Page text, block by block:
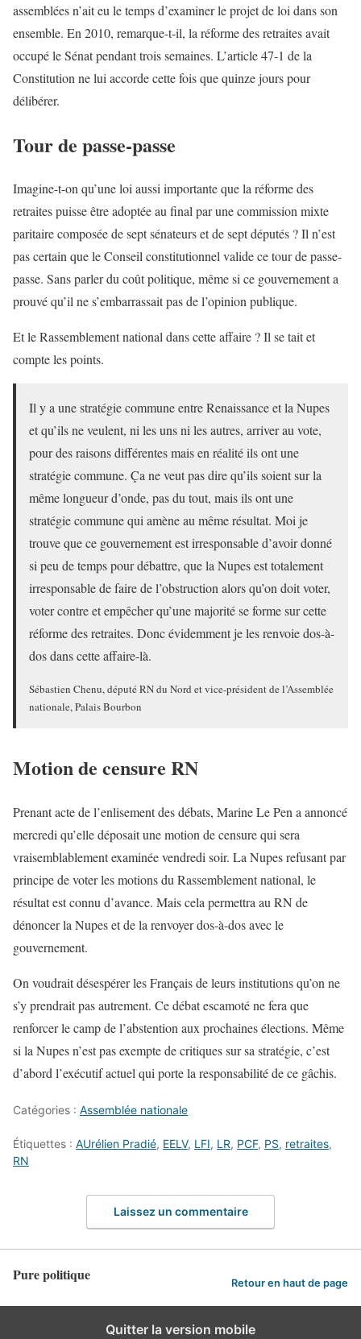
assemblées n’ait eu le temps d’examiner le projet de loi dans son
ensemble. En 2010, remarque-t-il, la réforme des retraites avait
occupé le Sénat pendant trois semaines. L’article 47-1 de la
Constitution ne lui accorde cette fois que quinze jours pour
délibérer.
Tour de passe-passe
Imagine-t-on qu’une loi aussi importante que la réforme des
retraites puisse être adoptée au final par une commission mixte
paritaire composée de sept sénateurs et de sept députés ? Il n’est
pas certain que le Conseil constitutionnel valide ce tour de passe-
passe. Sans parler du coût politique, même si ce gouvernement a
prouvé qu’il ne s’embarrassait pas de l’opinion publique.
Et le Rassemblement national dans cette affaire ? Il se tait et
compte les points.
Il y a une stratégie commune entre Renaissance et la Nupes
et qu’ils ne veulent, ni les uns ni les autres, arriver au vote,
pour des raisons différentes mais en réalité ils ont une
stratégie commune. Ça ne veut pas dire qu’ils soient sur la
même longueur d’onde, pas du tout, mais ils ont une
stratégie commune qui amène au même résultat. Moi je
trouve que ce gouvernement est irresponsable d’avoir donné
si peu de temps pour débattre, que la Nupes est totalement
irresponsable de faire de l’obstruction alors qu’on doit voter,
voter contre et empêcher qu’une majorité se forme sur cette
réforme des retraites. Donc évidemment je les renvoie dos-à-
dos dans cette affaire-là.
Sébastien Chenu, député RN du Nord et vice-président de l’Assemblée
nationale, Palais Bourbon
Motion de censure RN
Prenant acte de l’enlisement des débats, Marine Le Pen a annoncé
mercredi qu’elle déposait une motion de censure qui sera
vraisemblablement examinée vendredi soir. La Nupes refusant par
principe de voter les motions du Rassemblement national, le
résultat est connu d’avance. Mais cela permettra au RN de
dénoncer la Nupes et de la renvoyer dos-à-dos avec le
gouvernement.
On voudrait désespérer les Français de leurs institutions qu’on ne
s’y prendrait pas autrement. Ce débat escamoté ne fera que
renforcer le camp de l’abstention aux prochaines élections. Même
si la Nupes n’est pas exempte de critiques sur sa stratégie, c’est
d’abord l’exécutif actuel qui porte la responsabilité de ce gâchis.
Catégories : Assemblée nationale
Étiquettes : AUrélien Pradié, EELV, LFI, LR, PCF, PS, retraites,
RN
Laissez un commentaire
Pure politique Retour en haut de page
Quitter la version mobile